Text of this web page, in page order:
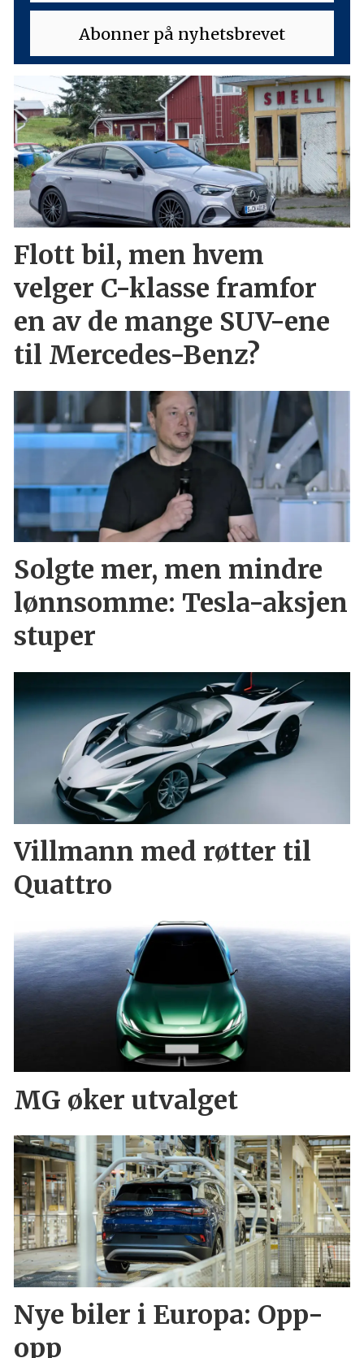
Flott bil, men hvem
velger C-klasse framfor
en av de mange SUV-ene
til Mercedes-Benz?
Solgte mer, men mindre
lønnsomme: Tesla-aksjen
stuper
Villmann med røtter til
Quattro
MG øker utvalget
Nye biler i Europa: Opp-
opp